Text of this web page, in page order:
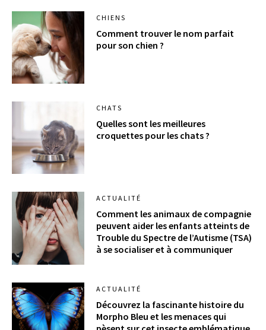
CHIENS
Comment trouver le nom parfait
pour son chien ?
CHATS
Quelles sont les meilleures
croquettes pour les chats ?
ACTUALITÉ
Comment les animaux de compagnie
peuvent aider les enfants atteints de
Trouble du Spectre de l’Autisme (TSA)
à se socialiser et à communiquer
ACTUALITÉ
Découvrez la fascinante histoire du
Morpho Bleu et les menaces qui